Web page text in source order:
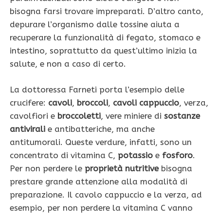
bisogna farsi trovare impreparati. D’altro canto,
depurare l’organismo dalle tossine aiuta a
recuperare la funzionalità di fegato, stomaco e
intestino, soprattutto da quest’ultimo inizia la
salute, e non a caso di certo.
La dottoressa Farneti porta l’esempio delle
crucifere: cavoli, broccoli, cavoli cappuccio, verza,
cavolfiori e broccoletti, vere miniere di sostanze
antivirali e antibatteriche, ma anche
antitumorali. Queste verdure, infatti, sono un
concentrato di vitamina C, potassio e fosforo.
Per non perdere le proprietà nutritivebisogna
prestare grande attenzione alla modalità di
preparazione. Il cavolo cappuccio e la verza, ad
esempio, per non perdere la vitamina C vanno